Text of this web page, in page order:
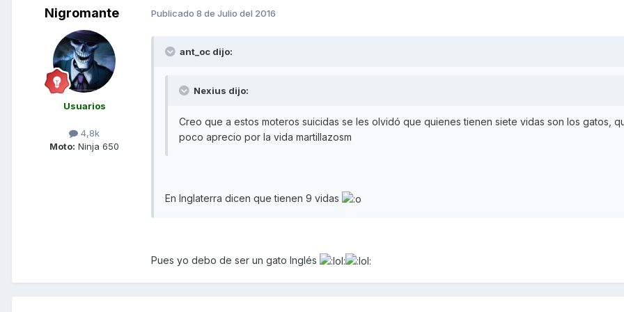
Nigromante
Usuarios
4,8k
Moto: Ninja 650
Publicado 8 de Julio del 2016
ant_oc dijo:
Nexius dijo:
Creo que a estos moteros suicidas se les olvidó que quienes tienen siete vidas son los gatos,
poco aprecio por la vida martillazosm
En Inglaterra dicen que tienen 9 vidas
Pues yo debo de ser un gato Inglés